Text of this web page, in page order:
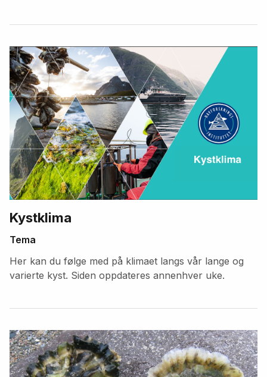
Kystklima
Tema
Her kan du følge med på klimaet langs vår lange og
varierte kyst. Siden oppdateres annenhver uke.